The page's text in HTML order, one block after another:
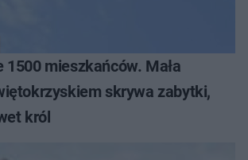
1500 mieszkańców. Mała
skrywa zabytki,
król